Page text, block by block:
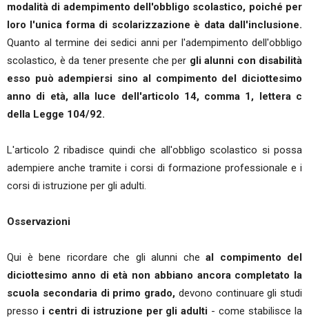
modalità di adempimento dell'obbligo scolastico, poiché per
loro l'unica forma di scolarizzazione è data dall'inclusione.
Quanto al termine dei sedici anni per l'adempimento dell'obbligo
scolastico, è da tener presente che per gli alunni con disabilità
esso può adempiersi sino al compimento del diciottesimo
anno di età, alla luce dell'articolo 14, comma 1, lettera c
della Legge 104/92.
L'articolo 2 ribadisce quindi che all'obbligo scolastico si possa
adempiere anche tramite i corsi di formazione professionale e i
corsi di istruzione per gli adulti.
Osservazioni
Qui è bene ricordare che gli alunni che al compimento del
diciottesimo anno di età non abbiano ancora completato la
scuola secondaria di primo grado, devono continuare gli studi
presso i centri di istruzione per gli adulti - come stabilisce la